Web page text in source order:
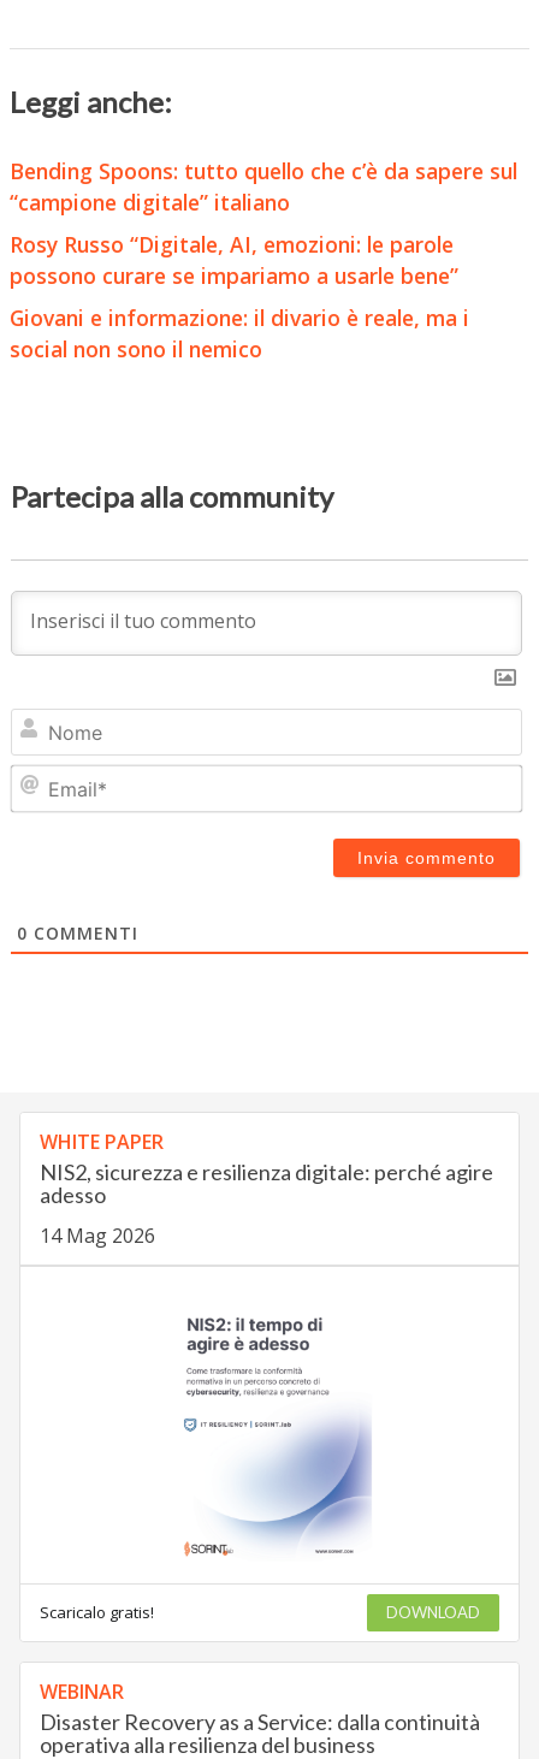
Leggi anche:
Bending Spoons: tutto quello che c’è da sapere sul
“campione digitale” italiano
Rosy Russo “Digitale, AI, emozioni: le parole
possono curare se impariamo a usarle bene”
Giovani e informazione: il divario è reale, ma i
social non sono il nemico
Partecipa alla community
0 COMMENTI
WHITE PAPER
NIS2, sicurezza e resilienza digitale: perché agire
adesso
14 Mag 2026
Scaricalo gratis! DOWNLOAD
WEBINAR
Disaster Recovery as a Service: dalla continuità
operativa alla resilienza del business